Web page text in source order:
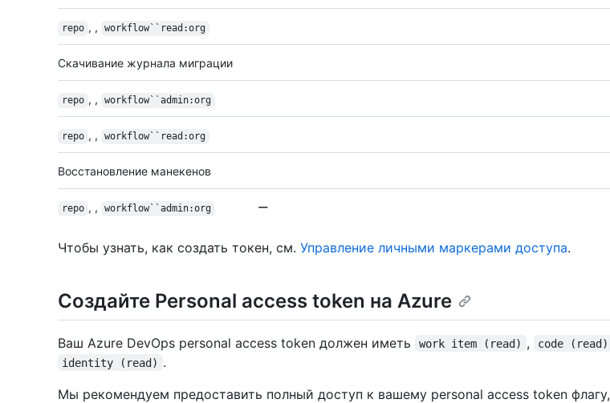
repo , , workflow``read:org
Скачивание журнала миграции
repo , , workflow``admin:org
repo , , workflow``read:org
Восстановление манекенов
repo , , workflow``admin:org
Чтобы узнать, как создать токен, см. Управление личными маркерами доступа.
Создайте Personal access token на Azure
Ваш Azure DevOps personal access token должен иметь work item (read) , code (read)
identity (read) .
Мы рекомендуем предоставить полный доступ к вашему personal access token флагу,